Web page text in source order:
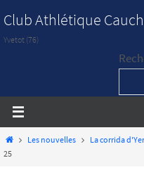
vers
le
Club Athlétique
Yvetot (76)
HomeLes nouvelles La corrida
25